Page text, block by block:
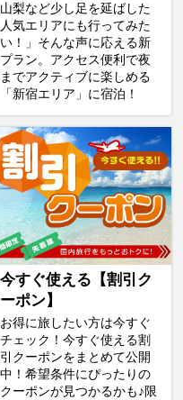
山梨など少し足を延ばした
人気エリアにも行ってみた
い！」そんな声に応える新
プラン。アクセス便利で夜
までアクティブに楽しめる
「新宿エリア」に宿泊！
今すぐ使える【割引ク
ーポン】
お得に旅したい方は今すぐ
チェック！今すぐ使える割
引クーポンをまとめて公開
中！希望条件にぴったりの
クーポンが見つかるかも♪限